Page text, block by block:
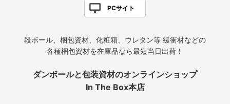
PCサイト
段ボール、梱包資材、化粧箱、ウレタン等 緩衝材などの
各種梱包資材を在庫品なら最短当日出荷！
ダンボールと包装資材のオンラインショップ
In The Box本店